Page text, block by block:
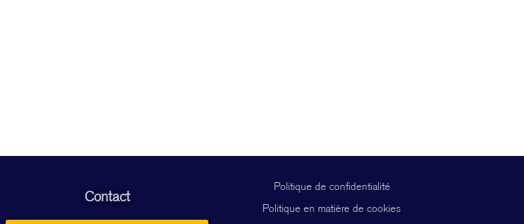
Contact
Politique de confidentialité
Politique en matière de cookies